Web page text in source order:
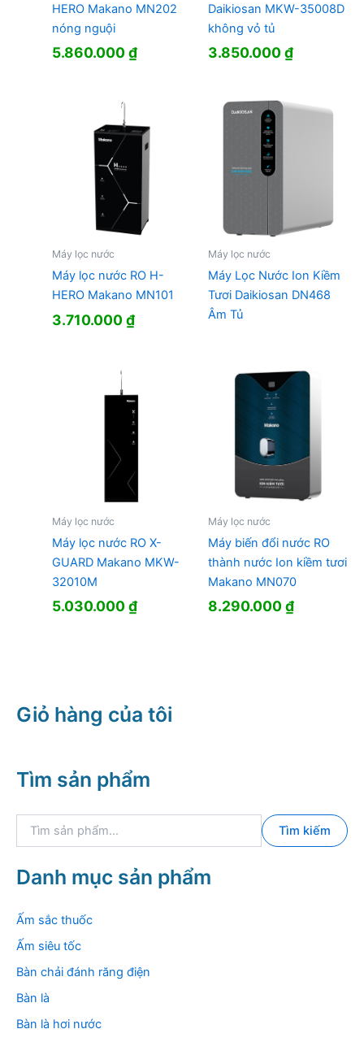
HERO Makano MN202
nóng nguội
5.860.000₫
Daikiosan MKW-35008D
không vỏ tủ
3.850.000₫
Máy lọc nước
Máy lọc nước RO H-
HERO Makano MN101
3.710.000₫
Máy lọc nước
Máy Lọc Nước Ion Kiềm
Tươi Daikiosan DN468
Âm Tủ
Máy lọc nước
Máy lọc nước RO X-
GUARD Makano MKW-
32010M
5.030.000₫
Máy lọc nước
Máy biến đổi nước RO
thành nước Ion kiềm tươi
Makano MN070
8.290.000₫
Giỏ hàng của tôi
Tìm sản phẩm
k
i
m
Tìm kiếm
Danh mục sản phẩm
Ấm sắc thuốc
Ấm siêu tốc
Bàn chải đánh răng điện
Bàn là
Bàn là hơi nước